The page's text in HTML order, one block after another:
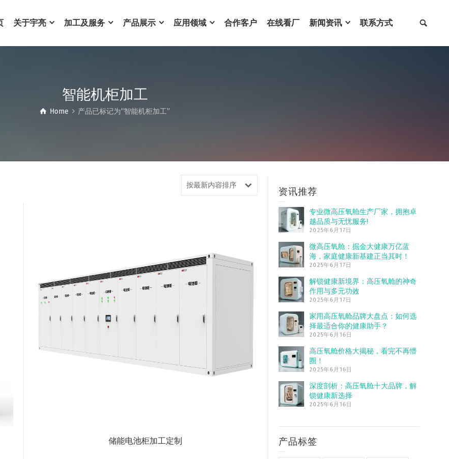
关于宇亮 加工及服务 产品展示 应用领域 合作客户 在线看厂 新闻资讯 联系方式
智能机柜加工
Home 产品已标记为“智能机柜加工”
按最新内容排序
储能电池柜加工定制
资讯推荐
专业微高压氧舱生产厂家，拥抱卓
越品质与无忧服务!
2025年6月17日
微高压氧舱：掘金大健康万亿蓝
海，家庭健康新基建正当其时！
2025年6月17日
解锁健康新境界：高压氧舱的神奇
作用与多元功效
2025年6月17日
家用高压氧舱品牌大盘点：如何选
择最适合你的健康助手？
2025年6月16日
高压氧舱价格大揭秘，看完不再懵
圈！
2025年6月16日
深度剖析：高压氧舱十大品牌，解
锁健康新选择
2025年6月16日
产品标签